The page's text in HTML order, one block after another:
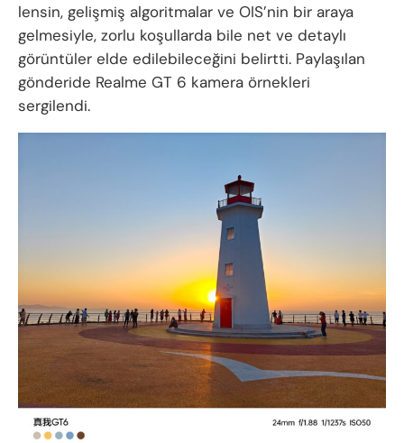
lensin, gelişmiş algoritmalar ve OIS’nin bir araya
gelmesiyle, zorlu koşullarda bile net ve detaylı
görüntüler elde edilebileceğini belirtti. Paylaşılan
gönderide Realme GT 6 kamera örnekleri
sergilendi.